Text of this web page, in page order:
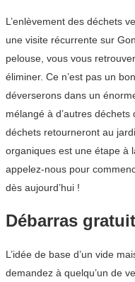
L’enlèvement des déchets
une visite récurrente sur
pelouse, vous vous
éliminer. Ce n’est pas un
déverserons dans un
mélangé à d’autres
déchets retourneront au
organiques est une étape à
appelez-nous pour
dès aujourd’hui !
Débarras
L’idée de base d’un vide
demandez à quelqu’un de